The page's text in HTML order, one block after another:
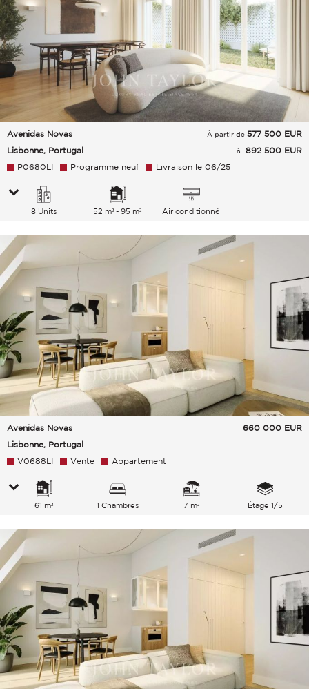
Avenidas Novas
Lisbonne, Portugal
À partir de 577 500 EUR
à
892 500 EUR
P0680LI
Programme neuf Livraison le 06/25
8 Units 52 m² - 95 m² Air conditionné
Avenidas Novas
Lisbonne, Portugal
660 000 EUR
V0688LI Vente Appartement
61 m² 1 Chambres 7 m² Étage 1/5